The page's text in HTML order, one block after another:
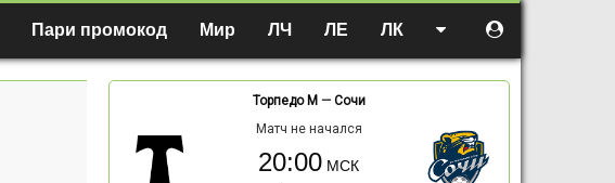
Пари промокод Мир ЛЧ ЛЕ ЛК
Торпедо М — Сочи
Матч не начался
20:00